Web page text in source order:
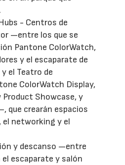
- Centros de
—entre los que se
Pantone ColorWatch,
y el escaparate de
el Teatro de
ColorWatch Display,
Product Showcase, y
que crearán espacios
el networking y el
y descanso —entre
escaparate y salón